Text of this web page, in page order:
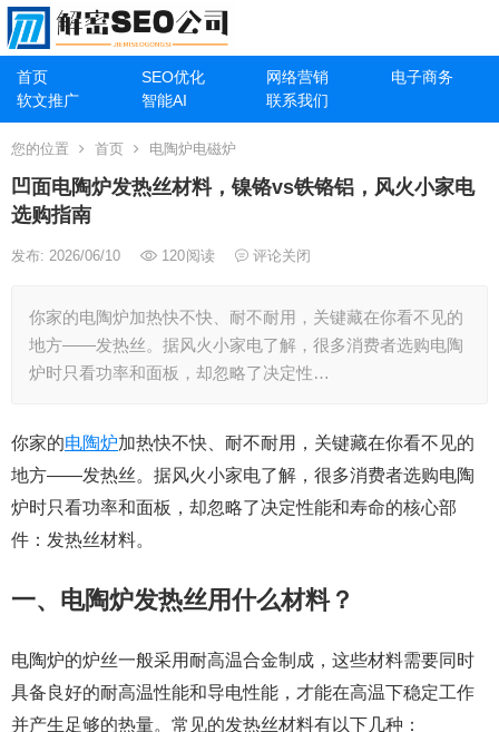
首页 SEO优化 网络营销
电子商务
软文推广
智能AI 联系我们
您的位置 首页 电陶炉电磁炉
凹面电陶炉发热丝材料，镍铬vs铁铬铝，风火小家电
选购指南
发布: 2026/06/10 120阅读 评论关闭
你家的电陶炉加热快不快、耐不耐用，关键藏在你看不见的
地方——发热丝。据风火小家电了解，很多消费者选购电陶
炉时只看功率和面板，却忽略了决定性…
你家的电陶炉加热快不快、耐不耐用，关键藏在你看不见的
地方——发热丝。据风火小家电了解，很多消费者选购电陶
炉时只看功率和面板，却忽略了决定性能和寿命的核心部
件：发热丝材料。
一、电陶炉发热丝用什么材料？
电陶炉的炉丝一般采用耐高温合金制成，这些材料需要同时
具备良好的耐高温性能和导电性能，才能在高温下稳定工作
并产生足够的热量。常见的发热丝材料有以下几种：